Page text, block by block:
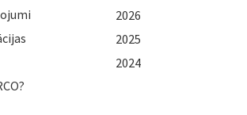
2026
2025
2024